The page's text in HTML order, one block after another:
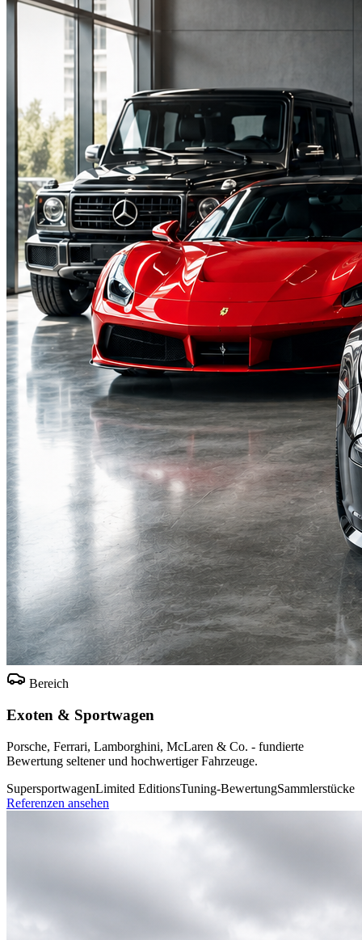
Bereich
Exoten & Sportwagen
Porsche, Ferrari, Lamborghini, McLaren & Co. - fundierte
Bewertung seltener und hochwertiger Fahrzeuge.
SupersportwagenLimited EditionsTuning-BewertungSammlerstücke
Referenzen ansehen